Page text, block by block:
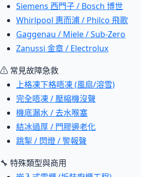
Siemens 西門子 / Bosch 博世
Whirlpool 惠而浦 / Philco 飛歌
Gaggenau / Miele / Sub-Zero
Zanussi 金章 / Electrolux
⚠ 常見故障急救
上格凍下格唔凍 (風扇/溶雪)
完全唔凍 / 壓縮機沒聲
機底漏水 / 去水喉塞
結冰過厚 / 門膠邊老化
跳掣 / 閃燈 / 警報聲
🔧 特殊類型與商用